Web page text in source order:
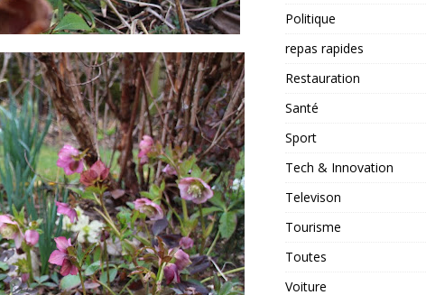
Politique
repas rapides
Restauration
Santé
Sport
Tech & Innovation
Televison
Tourisme
Toutes
Voiture